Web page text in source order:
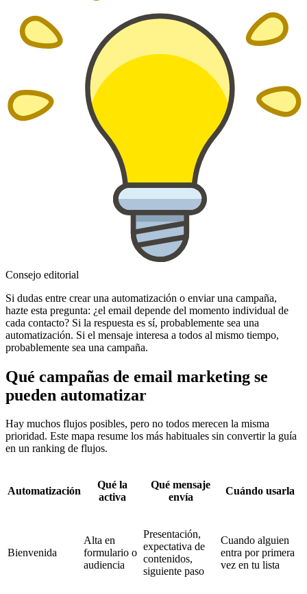
Consejo editorial
Si dudas entre crear una automatización o enviar una campaña,
hazte esta pregunta: ¿el email depende del momento individual de
cada contacto? Si la respuesta es sí, probablemente sea una
automatización. Si el mensaje interesa a todos al mismo tiempo,
probablemente sea una campaña.
Qué campañas de email marketing se
pueden automatizar
Hay muchos flujos posibles, pero no todos merecen la misma
prioridad. Este mapa resume los más habituales sin convertir la guía
en un ranking de flujos.
Automatización
Qué la
activa
Qué mensaje
envía
Cuándo usarla
Bienvenida
Alta en
formulario o
audiencia
Presentación,
expectativa de
contenidos,
siguiente paso
Cuando alguien
entra por primera
vez en tu lista